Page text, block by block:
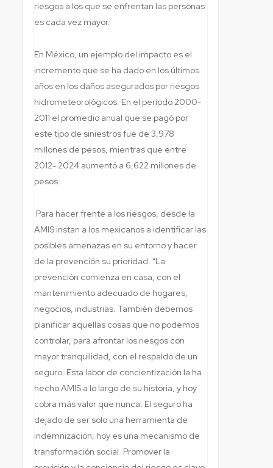
riesgos a los que se enfrentan las personas
es cada vez mayor.
En México, un ejemplo del impacto es el
incremento que se ha dado en los últimos
años en los daños asegurados por riesgos
hidrometeorológicos. En el período 2000-
2011 el promedio anual que se pagó por
este tipo de siniestros fue de 3,978
millones de pesos, mientras que entre
2012- 2024 aumentó a 6,622 millones de
pesos.
Para hacer frente a los riesgos, desde la
AMIS instan a los mexicanos a identificar las
posibles amenazas en su entorno y hacer
de la prevención su prioridad. “La
prevención comienza en casa, con el
mantenimiento adecuado de hogares,
negocios, industrias. También debemos
planificar aquellas cosas que no podemos
controlar, para afrontar los riesgos con
mayor tranquilidad, con el respaldo de un
seguro. Esta labor de concientización la ha
hecho AMIS a lo largo de su historia, y hoy
cobra más valor que nunca. El seguro ha
dejado de ser solo una herramienta de
indemnización; hoy es una mecanismo de
transformación social. Promover la